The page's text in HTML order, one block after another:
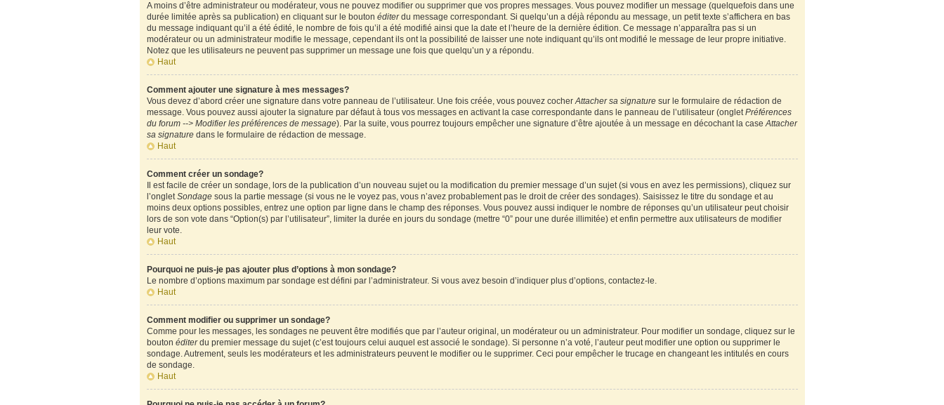
A moins d’être administrateur ou modérateur, vous ne pouvez modifier ou supprimer que vos propres messages. Vous pouvez modifier un message (quelquefois dans une
durée limitée après sa publication) en cliquant sur le bouton éditerdu message correspondant. Si quelqu’un a déjà répondu au message, un petit texte s’affichera en bas
du message indiquant qu’il a été édité, le nombre de fois qu’il a été modifié ainsi que la date et l’heure de la dernière édition. Ce message n’apparaîtra pas si un
modérateur ou un administrateur modifie le message, cependant ils ont la possibilité de laisser une note indiquant qu’ils ont modifié le message de leur propre initiative.
Notez que les utilisateurs ne peuvent pas supprimer un message une fois que quelqu’un y a répondu.
Haut
Comment ajouter une signature à mes messages?
Vous devez d’abord créer une signature dans votre panneau de l’utilisateur. Une fois créée, vous pouvez cocherAttacher sa signaturesur le formulaire de rédaction de
message. Vous pouvez aussi ajouter la signature par défaut à tous vos messages en activant la case correspondante dans le panneau de l’utilisateur (ongletPréférences
du forum --> Modifier les préférences de message). Par la suite, vous pourrez toujours empêcher une signature d’être ajoutée à un message en décochant la caseAttacher
sa signaturedans le formulaire de rédaction de message.
Haut
Comment créer un sondage?
Il est facile de créer un sondage, lors de la publication d’un nouveau sujet ou la modification du premier message d’un sujet (si vous en avez les permissions), cliquez sur
l’ongletSondagesous la partie message (si vous ne le voyez pas, vous n’avez probablement pas le droit de créer des sondages). Saisissez le titre du sondage et au
moins deux options possibles, entrez une option par ligne dans le champ des réponses. Vous pouvez aussi indiquer le nombre de réponses qu’un utilisateur peut choisir
lors de son vote dans “Option(s) par l’utilisateur”, limiter la durée en jours du sondage (mettre “0” pour une durée illimitée) et enfin permettre aux utilisateurs de modifier
leur vote.
Haut
Pourquoi ne puis-je pas ajouter plus d’options à mon sondage?
Le nombre d’options maximum par sondage est défini par l’administrateur. Si vous avez besoin d’indiquer plus d’options, contactez-le.
Haut
Comment modifier ou supprimer un sondage?
Comme pour les messages, les sondages ne peuvent être modifiés que par l’auteur original, un modérateur ou un administrateur. Pour modifier un sondage, cliquez sur le
bouton éditerdu premier message du sujet (c’est toujours celui auquel est associé le sondage). Si personne n’a voté, l’auteur peut modifier une option ou supprimer le
sondage. Autrement, seuls les modérateurs et les administrateurs peuvent le modifier ou le supprimer. Ceci pour empêcher le trucage en changeant les intitulés en cours
de sondage.
Haut